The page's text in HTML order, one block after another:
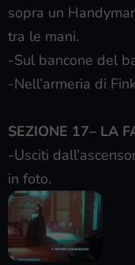
sopra un
tra le mani.
-Sul bancone del
-Nell’armeria di
SEZIONE 17– LA
-Usciti
in foto.